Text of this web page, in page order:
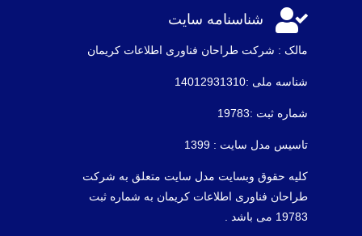
 شناسنامه سایت
مالک : شرکت طراحان فناوری اطلاعات كريمان
شناسه ملی :14012931310
شماره ثبت :19783
تاسیس مدل سایت : 1399
کلیه حقوق وبسایت مدل سایت متعلق به شرکت
طراحان فناوری اطلاعات کریمان به شماره ثبت
19783 می باشد .